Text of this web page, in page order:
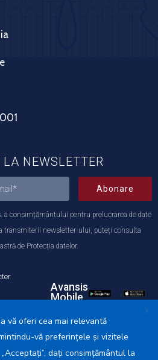
LA NEWSLETTER
Abonare
a consimțământului pentru prelucrarea de date
transmiterii newsletter-ului, puteți consulta
de Protecția datelor.
Avansis
Mobile
X
vă oferi cea mai relevantă
vă preferințele și vizitele
dați consimțământul la